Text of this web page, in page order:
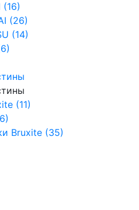
(26)
(14)
(11)
Bruxite (35)